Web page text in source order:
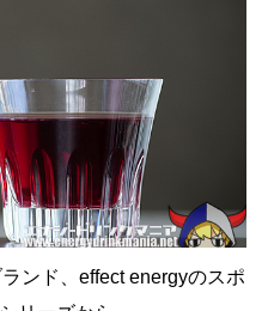
ンド、effect energyのスポ